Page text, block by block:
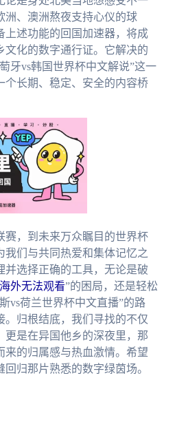
洲、澳洲熬夜支持心仪的球
上述功能的回国加速器，将成
文化的数字通行证。它解决的
牙vs韩国世界杯中文解说”这一
个长期、稳定、安全的内容桥
赛，到未来万众瞩目的世界杯
我们与共同热爱和集体记忆之
并选择正确的工具，无论是破
外无法观看”的困局，还是轻松
vs荷兰世界杯中文直播”的路
。归根结底，我们寻找的不仅
更是在异国他乡的深夜里，那
来的归属感与热血激情。希望
归那片熟悉的数字绿茵场。